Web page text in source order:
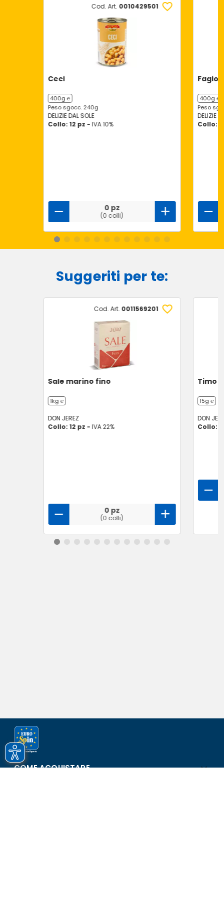
Cod. Art. 0010429501
Ceci
400g ℮
Peso sgocc. 240g
DELIZIE DAL SOLE
Collo: 12 pz - IVA 10%
0 pz
(0 colli)
400g ℮
Peso
DELIZIE
Collo:
Suggeriti per te:
Cod. Art. 0011569201
Sale marino fino
1kg ℮
DON JEREZ
Collo: 12 pz - IVA 22%
0 pz
(0 colli)
Timo
15g ℮
DON
Collo:
COME ACQUISTARE